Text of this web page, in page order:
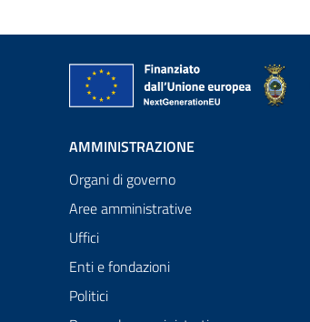
AMMINISTRAZIONE
Organi di governo
Aree amministrative
Uffici
Enti e fondazioni
Politici